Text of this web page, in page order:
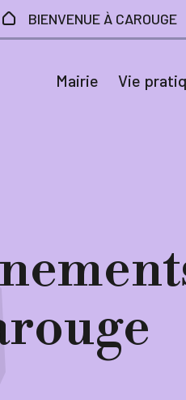
BIENVENUE À CAROUGE
Mairie Vie